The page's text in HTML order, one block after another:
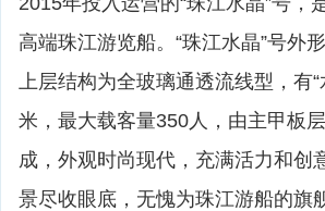
高端珠江游览船。“珠江水晶”号外
上层结构为全玻璃通透流线型，有
米，最大载客量350人，由主甲板
成，外观时尚现代，充满活力和创
景尽收眼底，无愧为珠江游船的旗